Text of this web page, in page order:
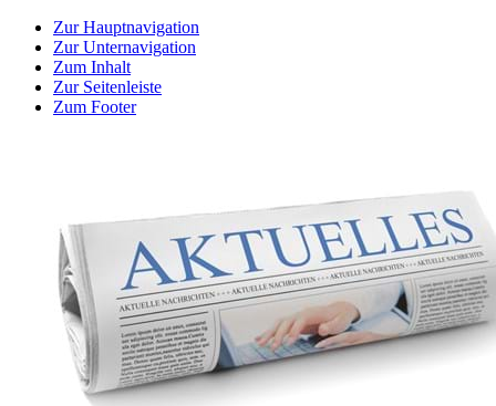
Zur Hauptnavigation
Zur Unternavigation
Zum Inhalt
Zur Seitenleiste
Zum Footer